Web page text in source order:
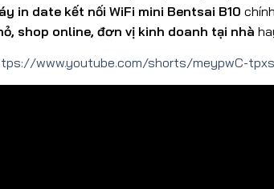
in date kết nối WiFi mini Bentsai B10
shop online, đơn vị kinh doanh tại nhà
www.youtube.com/shorts/meypwC-tpxs